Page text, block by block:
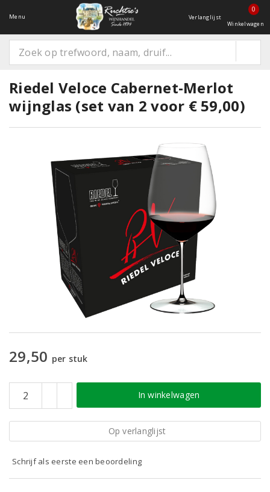
Menu Verlanglijst
0
Winkelwagen
Riedel Veloce Cabernet-Merlot
wijnglas (set van 2 voor € 59,00)
29,50 per stuk
In winkelwagen
Op verlanglijst
Schrijf als eerste een beoordeling